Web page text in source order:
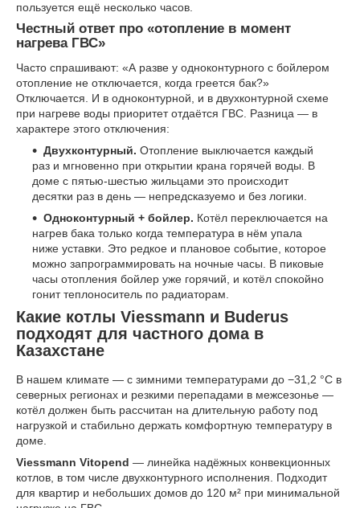
пользуется ещё несколько часов.
Честный ответ про «отопление в момент
нагрева ГВС»
Часто спрашивают: «А разве у одноконтурного с бойлером
отопление не отключается, когда греется бак?»
Отключается. И в одноконтурной, и в двухконтурной схеме
при нагреве воды приоритет отдаётся ГВС. Разница — в
характере этого отключения:
Двухконтурный. Отопление выключается каждый
раз и мгновенно при открытии крана горячей воды. В
доме с пятью-шестью жильцами это происходит
десятки раз в день — непредсказуемо и без логики.
Одноконтурный + бойлер. Котёл переключается на
нагрев бака только когда температура в нём упала
ниже уставки. Это редкое и плановое событие, которое
можно запрограммировать на ночные часы. В пиковые
часы отопления бойлер уже горячий, и котёл спокойно
гонит теплоноситель по радиаторам.
Какие котлы Viessmann и Buderus
подходят для частного дома в
Казахстане
В нашем климате — с зимними температурами до −31,2 °C в
северных регионах и резкими перепадами в межсезонье —
котёл должен быть рассчитан на длительную работу под
нагрузкой и стабильно держать комфортную температуру в
доме.
Viessmann Vitopend — линейка надёжных конвекционных
котлов, в том числе двухконтурного исполнения. Подходит
для квартир и небольших домов до 120 м² при минимальной